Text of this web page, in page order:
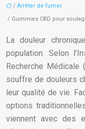
/ Arrêter de fumer
/ Gummies CBD pour
La douleur
population. Selon
Recherche Médicale
souffre de douleurs
leur qualité de vie.
options
viennent avec des